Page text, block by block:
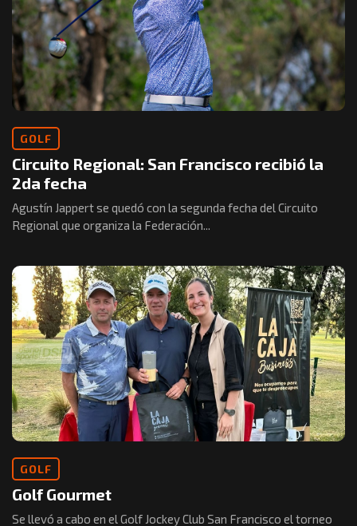
GOLF
Circuito Regional: San Francisco recibió la
2da fecha
Agustín Jappert se quedó con la segunda fecha del Circuito
Regional que organiza la Federación...
GOLF
Golf Gourmet
Se llevó a cabo en el Golf Jockey Club San Francisco el torneo